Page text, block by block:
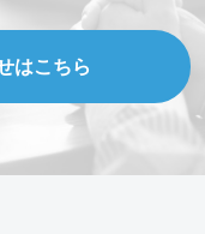
はこちら